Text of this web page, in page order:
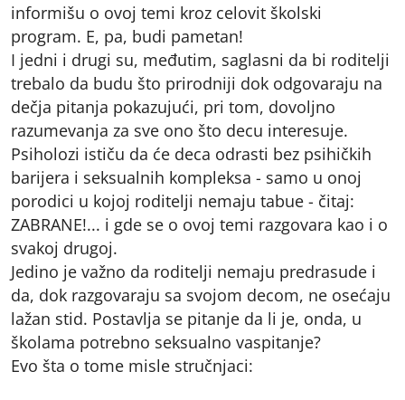
informišu o ovoj temi kroz celovit školski
program. E, pa, budi pametan!
I jedni i drugi su, međutim, saglasni da bi roditelji
trebalo da budu što prirodniji dok odgovaraju na
dečja pitanja pokazujući, pri tom, dovoljno
razumevanja za sve ono što decu interesuje.
Psiholozi ističu da će deca odrasti bez psihičkih
barijera i seksualnih kompleksa - samo u onoj
porodici u kojoj roditelji nemaju tabue - čitaj:
ZABRANE!... i gde se o ovoj temi razgovara kao i o
svakoj drugoj.
Jedino je važno da roditelji nemaju predrasude i
da, dok razgovaraju sa svojom decom, ne osećaju
lažan stid. Postavlja se pitanje da li je, onda, u
školama potrebno seksualno vaspitanje?
Evo šta o tome misle stručnjaci: